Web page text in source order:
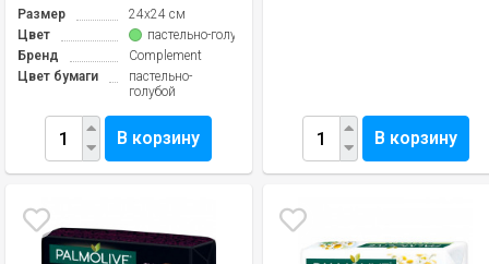
Размер
24х24 см
Цвет
пастельно-голубой
Бренд
Complement
Цвет бумаги
пастельно-
голубой
В корзину В корзину